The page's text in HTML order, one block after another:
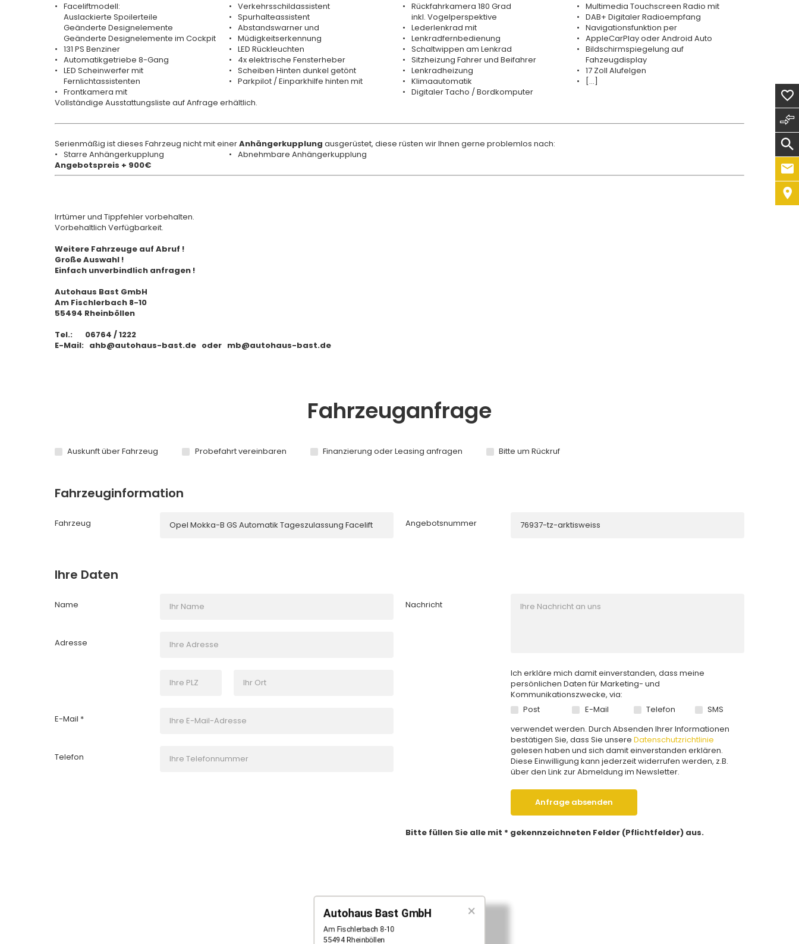
Faceliftmodell:
Auslackierte Spoilerteile
Geänderte Designelemente
Geänderte Designelemente im Cockpit
131 PS Benziner
Automatikgetriebe 8-Gang
LED Scheinwerfer mit
Fernlichtassistenten
Frontkamera mit
Verkehrsschildassistent
Spurhalteassistent
Abstandswarner und
Müdigkeitserkennung
LED Rückleuchten
4x elektrische Fensterheber
Scheiben Hinten dunkel getönt
Parkpilot / Einparkhilfe hinten mit
Rückfahrkamera 180 Grad
inkl. Vogelperspektive
Lederlenkrad mit
Lenkradfernbedienung
Schaltwippen am Lenkrad
Sitzheizung Fahrer und Beifahrer
Lenkradheizung
Klimaautomatik
Digitaler Tacho / Bordkomputer
Multimedia Touchscreen Radio mit
DAB+ Digitaler Radioempfang
Navigationsfunktion per
AppleCarPlay oder Android Auto
Bildschirmspiegelung auf
Fahzeugdisplay
17 Zoll Alufelgen
[...]
Vollständige Ausstattungsliste auf Anfrage erhältlich.
Serienmäßig ist dieses Fahrzeug nicht mit einerAnhängerkupplung ausgerüstet, diese rüsten wir Ihnen gerne problemlos nach:
Starre Anhängerkupplung
Abnehmbare Anhängerkupplung
Angebotspreis + 900€
Irrtümer und Tippfehler vorbehalten.
Vorbehaltlich Verfügbarkeit.
Weitere Fahrzeuge auf Abruf !
Große Auswahl !
Einfach unverbindlich anfragen !
Autohaus Bast GmbH
Am Fischlerbach 8-10
55494 Rheinböllen
Tel.: 06764 / 1222
E-Mail: ahb@autohaus-bast.de oder mb@autohaus-bast.de
Fahrzeuganfrage
Auskunft über Fahrzeug Probefahrt vereinbaren Finanzierung oder Leasing anfragen Bitte um Rückruf
Fahrzeuginformation
Fahrzeug Angebotsnummer
Ihre Daten
Name
Adresse
E-Mail *
Telefon
Nachricht
Ich erkläre mich damit einverstanden, dass meine
persönlichen Daten für Marketing- und
Kommunikationszwecke, via:
Post
E-Mail Telefon
SMS
verwendet werden. Durch Absenden Ihrer Informationen
bestätigen Sie, dass Sie unsere Datenschutzrichtlinie
gelesen haben und sich damit einverstanden erklären.
Diese Einwilligung kann jederzeit widerrufen werden, z.B.
über den Link zur Abmeldung im Newsletter.
Anfrage absenden
Bitte füllen Sie alle mit * gekennzeichneten Felder (Pflichtfelder) aus.